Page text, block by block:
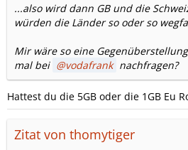
...also wird dann GB und die
würden die Länder so oder so
Mir wäre so eine
mal bei
vodafrank nachfragen?
Hattest du die 5GB oder die 1GB Eu
Zitat von thomytiger